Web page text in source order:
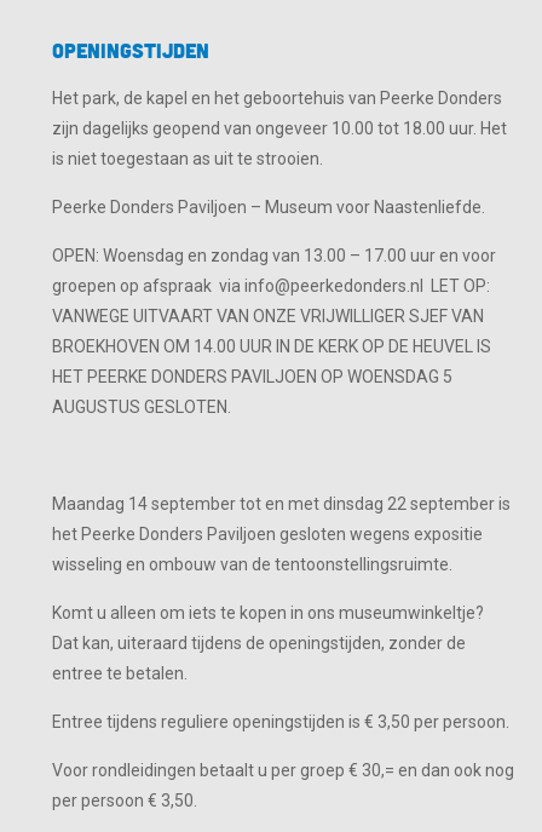
Openingstijden
Het park, de kapel en het geboortehuis van Peerke Donders
zijn dagelijks geopend van ongeveer 10.00 tot 18.00 uur. Het
is niet toegestaan as uit te strooien.
Peerke Donders Paviljoen – Museum voor Naastenliefde.
OPEN: Woensdag en zondag van 13.00 – 17.00 uur en voor
groepen op afspraak via info@peerkedonders.nl LET OP:
VANWEGE UITVAART VAN ONZE VRIJWILLIGER SJEF VAN
BROEKHOVEN OM 14.00 UUR IN DE KERK OP DE HEUVEL IS
HET PEERKE DONDERS PAVILJOEN OP WOENSDAG 5
AUGUSTUS GESLOTEN.
Maandag 14 september tot en met dinsdag 22 september is
het Peerke Donders Paviljoen gesloten wegens expositie
wisseling en ombouw van de tentoonstellingsruimte.
Komt u alleen om iets te kopen in ons museumwinkeltje?
Dat kan, uiteraard tijdens de openingstijden, zonder de
entree te betalen.
Entree tijdens reguliere openingstijden is € 3,50 per persoon.
Voor rondleidingen betaalt u per groep € 30,= en dan ook nog
per persoon € 3,50.